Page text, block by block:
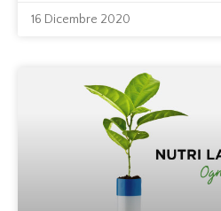
16 Dicembre 2020